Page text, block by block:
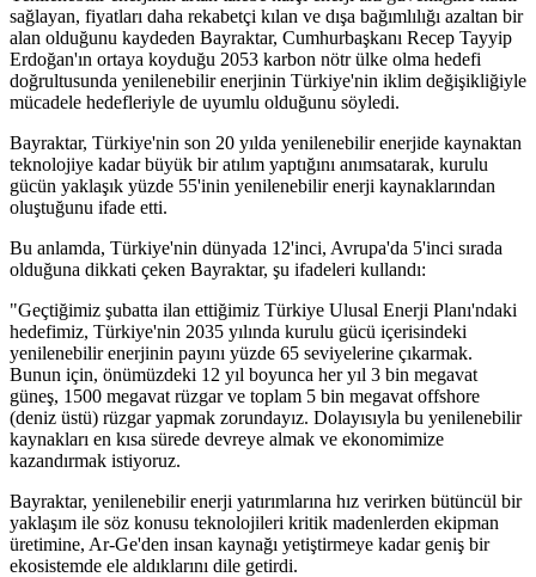
sağlayan, fiyatları daha rekabetçi kılan ve dışa bağımlılığı azaltan bir
alan olduğunu kaydeden Bayraktar, Cumhurbaşkanı Recep Tayyip
Erdoğan'ın ortaya koyduğu 2053 karbon nötr ülke olma hedefi
doğrultusunda yenilenebilir enerjinin Türkiye'nin iklim değişikliğiyle
mücadele hedefleriyle de uyumlu olduğunu söyledi.
Bayraktar, Türkiye'nin son 20 yılda yenilenebilir enerjide kaynaktan
teknolojiye kadar büyük bir atılım yaptığını anımsatarak, kurulu
gücün yaklaşık yüzde 55'inin yenilenebilir enerji kaynaklarından
oluştuğunu ifade etti.
Bu anlamda, Türkiye'nin dünyada 12'inci, Avrupa'da 5'inci sırada
olduğuna dikkati çeken Bayraktar, şu ifadeleri kullandı:
"Geçtiğimiz şubatta ilan ettiğimiz Türkiye Ulusal Enerji Planı'ndaki
hedefimiz, Türkiye'nin 2035 yılında kurulu gücü içerisindeki
yenilenebilir enerjinin payını yüzde 65 seviyelerine çıkarmak.
Bunun için, önümüzdeki 12 yıl boyunca her yıl 3 bin megavat
güneş, 1500 megavat rüzgar ve toplam 5 bin megavat offshore
(deniz üstü) rüzgar yapmak zorundayız. Dolayısıyla bu yenilenebilir
kaynakları en kısa sürede devreye almak ve ekonomimize
kazandırmak istiyoruz.
Bayraktar, yenilenebilir enerji yatırımlarına hız verirken bütüncül bir
yaklaşım ile söz konusu teknolojileri kritik madenlerden ekipman
üretimine, Ar-Ge'den insan kaynağı yetiştirmeye kadar geniş bir
ekosistemde ele aldıklarını dile getirdi.